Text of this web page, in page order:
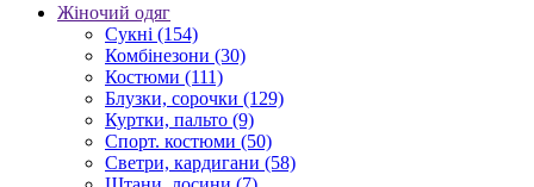
Жіночий одяг
Сукні (154)
Комбінезони (30)
Костюми (111)
Блузки, сорочки (129)
Куртки, пальто (9)
Спорт. костюми (50)
Светри, кардигани (58)